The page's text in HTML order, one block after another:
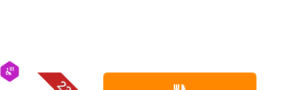
hexagon
wellness